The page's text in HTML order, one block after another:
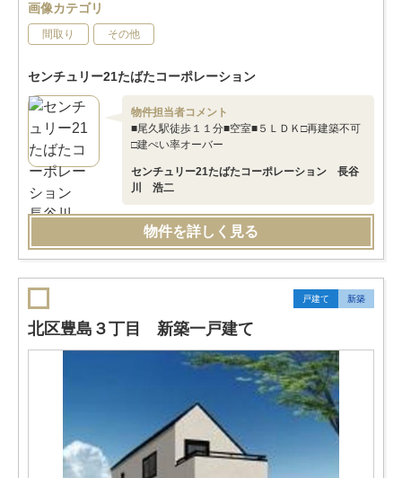
画像カテゴリ
間取り その他
センチュリー21たばたコーポレーション
物件担当者コメント
■尾久駅徒歩１１分■空室■５ＬＤＫ□再建築不可
□建ぺい率オーバー
センチュリー21たばたコーポレーション 長谷
川 浩二
物件を詳しく見る
戸建て 新築
北区豊島３丁目 新築一戸建て